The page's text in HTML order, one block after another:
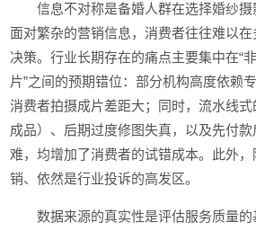
信息不对称是备婚人群在选择婚纱摄
面对繁杂的营销信息，消费者往往难以
决策。行业长期存在的痛点主要集中在“
片”之间的预期错位：部分机构高度依赖
消费者拍摄成片差距大；同时，流水线
成品）、后期过度修图失真，以及先付
难，均增加了消费者的试错成本。此外
销、依然是行业投诉的高发区。
数据来源的真实性是评估服务质量